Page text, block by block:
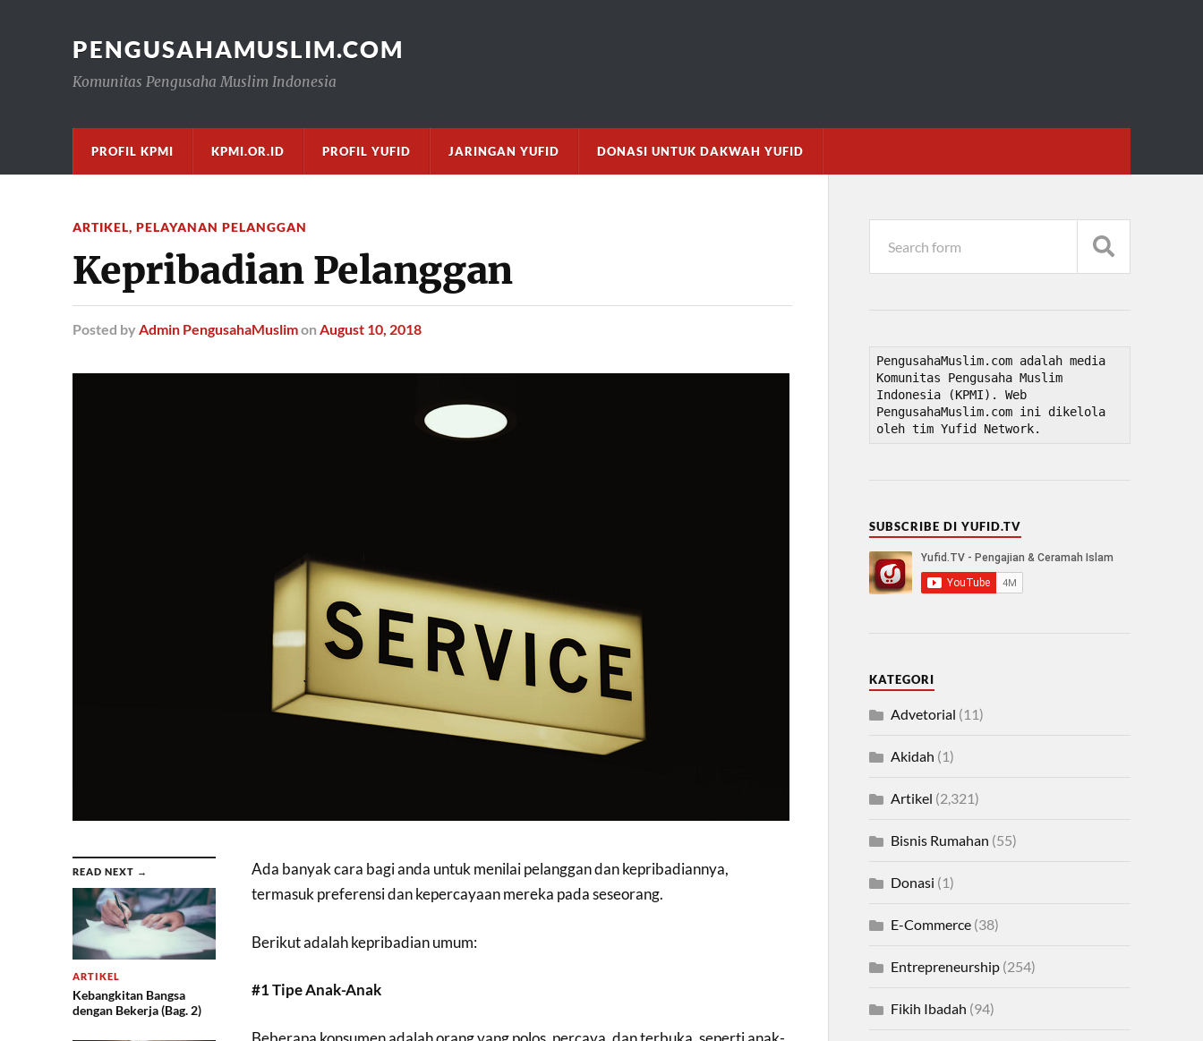
PENGUSAHAMUSLIM.COM
Komunitas Pengusaha Muslim Indonesia
PROFIL KPMI KPMI.OR.ID PROFIL YUFID JARINGAN YUFID DONASI UNTUK DAKWAH YUFID
ARTIKEL, PELAYANAN PELANGGAN
Kepribadian Pelanggan
Posted by Admin PengusahaMuslimon August 10, 2018
READ NEXT →
ARTIKEL
Kebangkitan Bangsa
dengan Bekerja (Bag. 2)
Ada banyak cara bagi anda untuk menilai pelanggan dan kepribadiannya,
termasuk preferensi dan kepercayaan mereka pada seseorang.
Berikut adalah kepribadian umum:
#1 Tipe Anak-Anak
PengusahaMuslim.com adalah media
Komunitas Pengusaha Muslim
Indonesia (KPMI). Web
PengusahaMuslim.com ini dikelola
oleh tim Yufid Network.
SUBSCRIBE DI YUFID.TV
KATEGORI
Advetorial (11)
Akidah (1)
Artikel (2,321)
Bisnis Rumahan (55)
Donasi (1)
E-Commerce(38)
Entrepreneurship(254)
Fikih Ibadah (94)